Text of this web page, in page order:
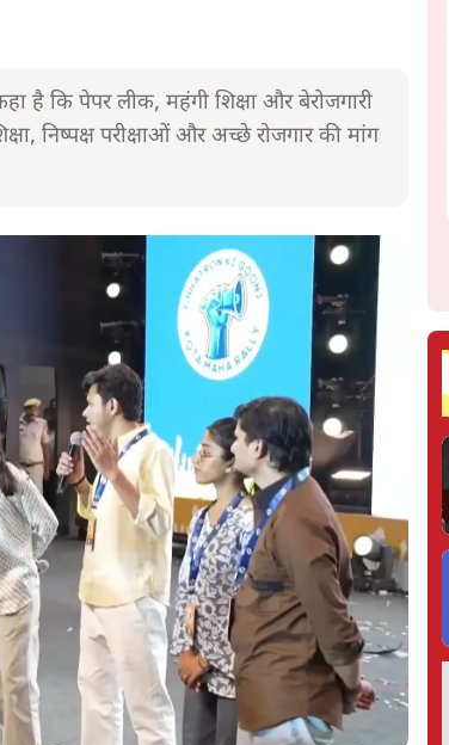
है कि पेपर लीक, महंगी शिक्षा और बेरोजगारी
निष्पक्ष परीक्षाओं और अच्छे रोजगार की मांग